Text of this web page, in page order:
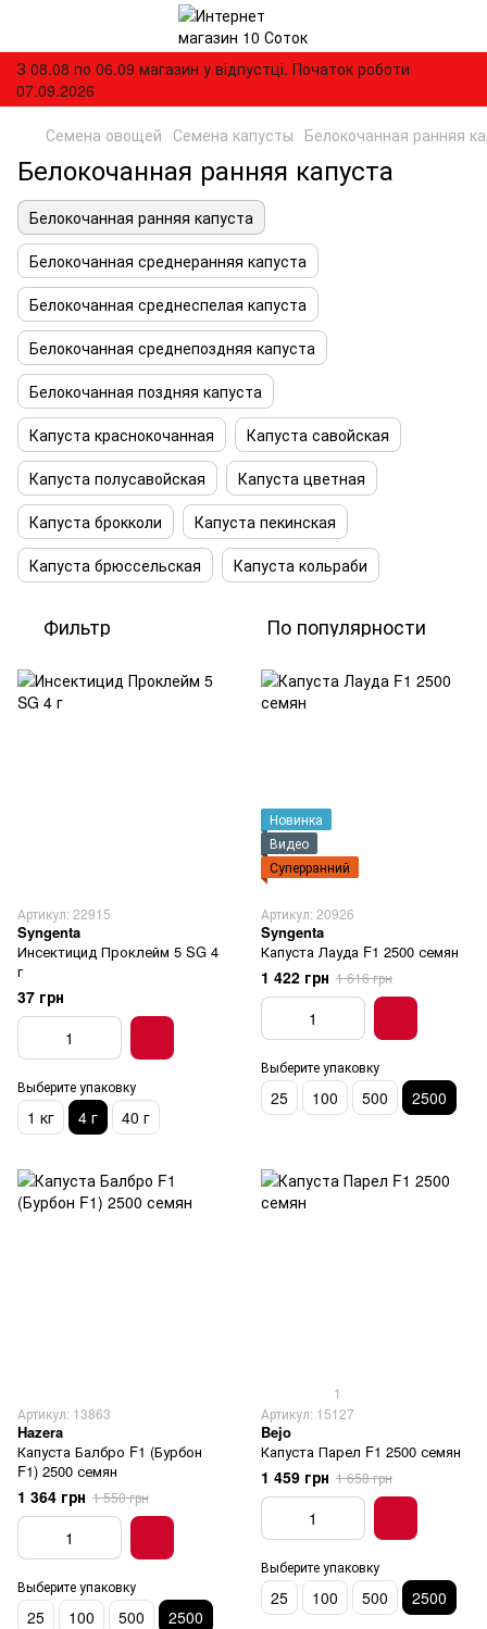
З 08.08 по 06.09 магазин у відпустці. Початок роботи
07.09.2026
Семена овощей Семена капусты Белокочанная ранняя
Белокочанная ранняя капуста
Белокочанная ранняя капуста
Белокочанная среднеранняя капуста
Белокочанная среднеспелая капуста
Белокочанная среднепоздняя капуста
Белокочанная поздняя капуста
Капуста краснокочанная
Капуста савойская
Капуста полусавойская
Капуста цветная
Капуста брокколи
Капуста пекинская
Капуста брюссельская
Капуста кольраби
Фильтр По популярности
Артикул: 22915
Syngenta
Инсектицид Проклейм 5 SG 4
г
37 грн
Выберите упаковку
1 кг 4 г 40 г
Новинка
Видео
Суперранний
Артикул: 20926
Syngenta
Капуста Лауда F1 2500 семян
1 422 грн 1 616 грн
Выберите упаковку
25 100 500 2500
Артикул: 13863
Hazera
Капуста Балбро F1 (Бурбон
F1) 2500 семян
1 364 грн 1 550 грн
Выберите упаковку
25 100 500 2500
1
Артикул: 15127
Bejo
Капуста Парел F1 2500 семян
1 459 грн 1 658 грн
Выберите упаковку
25 100 500 2500